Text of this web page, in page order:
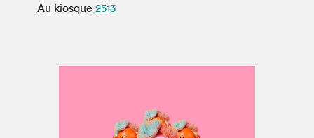
Espace enseignant·e·s
Au kiosque 2513